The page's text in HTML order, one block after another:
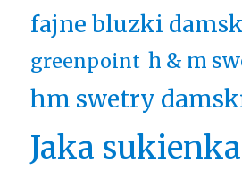
fajne bluzki
greenpoint h & m
hm swetry
Jaka